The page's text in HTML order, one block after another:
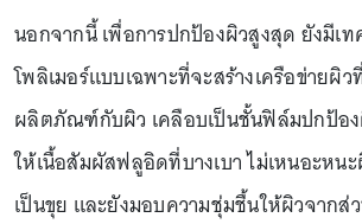
นอกจากนี้ เพื่อการปกป้องผิวสูงสุด ยังมีเท
โพลิเมอร์แบบเฉพาะที่จะสร้างเครือข่ายผิ
ผลิตภัณฑ์กับผิว เคลือบเป็นชั้นฟิล์มปกป้อ
ให้เนื้อสัมผัสฟลูอิดที่บางเบา ไม่เหนอะหน
เป็นขุย และยังมอบความชุ่มชื้นให้ผิวจากส่